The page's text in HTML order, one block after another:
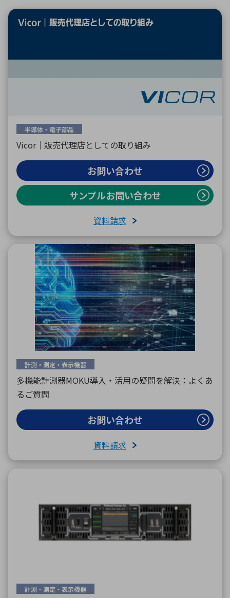
半導体・電子部品小ロット
半導体・電子部品
Vicor｜販売代理店としての取り組み
お問い合わせ
サンプルお問い合わせ
資料請求
計測・測定・表示機器
多機能計測器MOKU導入・活用の疑問を解決：よくあ
るご質問
お問い合わせ
資料請求
計測・測定・表示機器